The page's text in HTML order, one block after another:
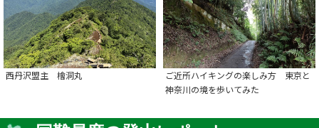
西丹沢盟主 檜洞丸
ご近所ハイキングの楽しみ方 東京と
神奈川の境を歩いてみた